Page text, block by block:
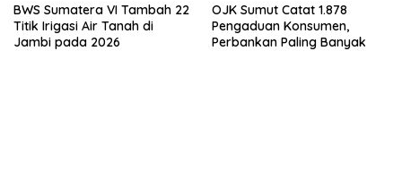
BWS Sumatera VI Tambah 22
Titik Irigasi Air Tanah di
Jambi pada 2026
OJK Sumut Catat 1.878
Pengaduan Konsumen,
Perbankan Paling Banyak